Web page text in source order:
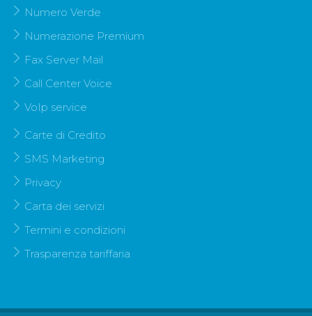
Numero Verde
Numerazione Premium
Fax Server Mail
Call Center Voice
VoIp service
Carte di Credito
SMS Marketing
Privacy
Carta dei servizi
Termini e condizioni
Trasparenza tariffaria